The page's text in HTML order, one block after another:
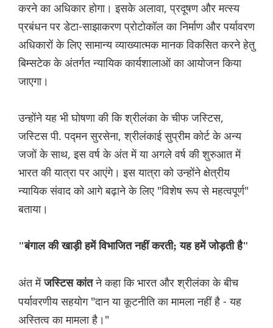
करने का अधिकार होगा। इसके अलावा, प्रदूषण और मत्स्य
प्रबंधन पर डेटा-साझाकरण प्रोटोकॉल का निर्माण और पर्यावरण
अधिकारों के लिए सामान्य व्याख्यात्मक मानक विकसित करने हेतु
बिम्सटेक के अंतर्गत न्यायिक कार्यशालाओं का आयोजन किया
जाएगा।
उन्होंने यह भी घोषणा की कि श्रीलंका के चीफ जस्टिस,
जस्टिस पी. पद्मन सुरसेना, श्रीलंकाई सुप्रीम कोर्ट के अन्य
जजों के साथ, इस वर्ष के अंत में या अगले वर्ष की शुरुआत में
भारत की यात्रा पर आएंगे। इस यात्रा को उन्होंने क्षेत्रीय
न्यायिक संवाद को आगे बढ़ाने के लिए "विशेष रूप से महत्वपूर्ण"
बताया।
"बंगाल की खाड़ी हमें विभाजित नहीं करती; यह हमें जोड़ती है"
अंत मेंजस्टिस कांतने कहा कि भारत और श्रीलंका के बीच
पर्यावरणीय सहयोग "दान या कूटनीति का मामला नहीं है - यह
अस्तित्व का मामला है।"